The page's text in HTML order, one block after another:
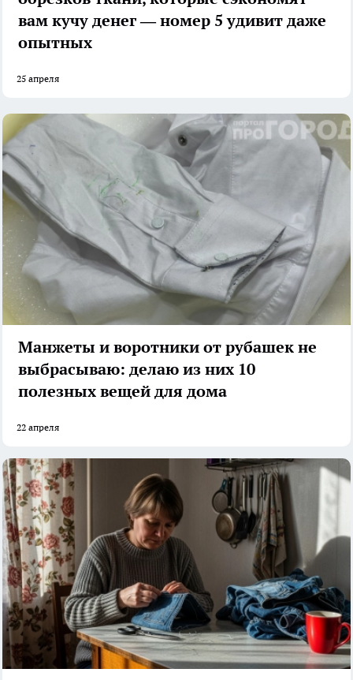
вам кучу денег — номер 5 удивит даже
опытных
25 апреля
Манжеты и воротники от рубашек не
выбрасываю: делаю из них 10
полезных вещей для дома
22 апреля